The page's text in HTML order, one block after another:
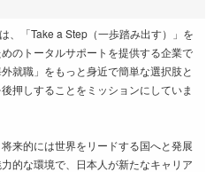
、「Take a Step（一歩踏み出す）」を
のトータルサポートを提供する企業で
就職」をもっと身近で簡単な選択肢と
押しすることをミッションにしていま
来的には世界をリードする国へと発展
的な環境で、日本人が新たなキャリア